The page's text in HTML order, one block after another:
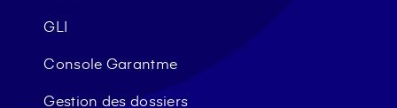
GLI
Console Garantme
Gestion des dossiers